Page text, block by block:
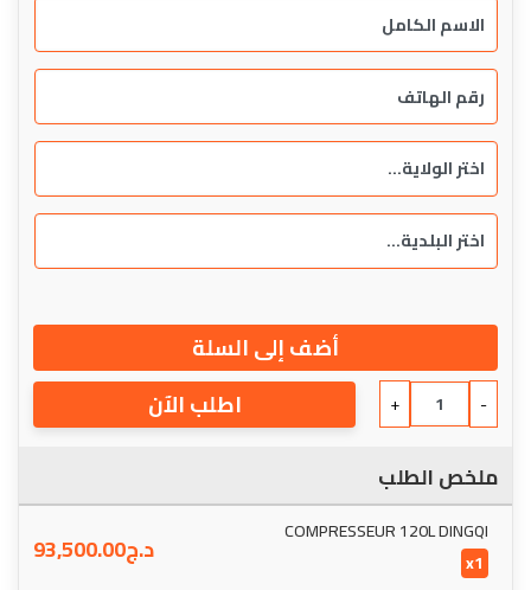
أضف إلى السلة
-
+ اطلب الآن
ملخص الطلب
COMPRESSEUR 120L DINGQI
x1
د.ج93,500.00